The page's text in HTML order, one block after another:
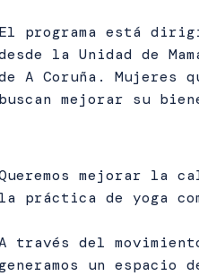
programa está
la Unidad de
A Coruña. Mujeres
mejorar su
mejorar la
práctica de yoga
través del
un